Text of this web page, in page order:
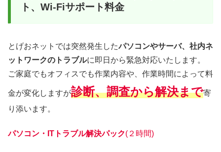
ト、Wi-Fiサポート料金
とげおネットでは突然発生したパソコンやサーバ、社内ネ
ットワークのトラブルに即日から緊急対応いたします。
ご家庭でもオフィスでも作業内容や、作業時間によって料
金が変化しますが診断、調査から解決まで寄
り添います。
パソコン・ITトラブル解決パック(２時間)